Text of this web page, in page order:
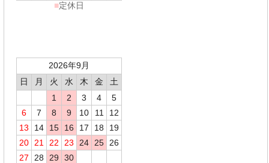
■定休日
2026年9月
日
月 火 水 木 金
土
1
2 3 4
5
6
7 8 9 10 11
12
13
14 15 16 17 18
19
20
21 22 23 24 25
26
27
28 29 30